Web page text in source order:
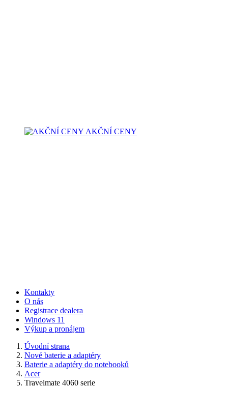
AKČNÍ CENY
Kontakty
O nás
Registrace dealera
Windows 11
Výkup a pronájem
Úvodní strana
Nové baterie a adaptéry
Baterie a adaptéry do notebooků
Acer
Travelmate 4060 serie